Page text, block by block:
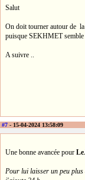
Salut
On doit tourner autour de
puisque SEKHMET semble
A suivre ..
#7 - 15-04-2024 13:58:09
Une bonne avancée pour
Pour lui laisser un peu plus